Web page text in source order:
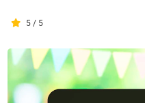
5 / 5